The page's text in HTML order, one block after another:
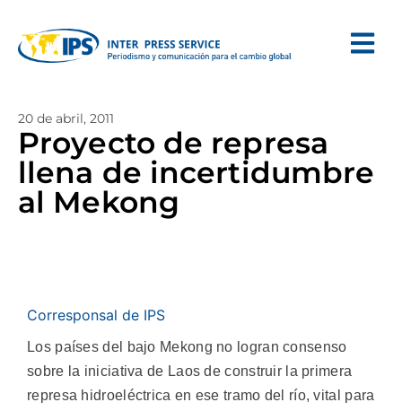
20 de abril, 2011
Proyecto de represa
llena de incertidumbre
al Mekong
Corresponsal de IPS
Los países del bajo Mekong no logran consenso
sobre la iniciativa de Laos de construir la primera
represa hidroeléctrica en ese tramo del río, vital para